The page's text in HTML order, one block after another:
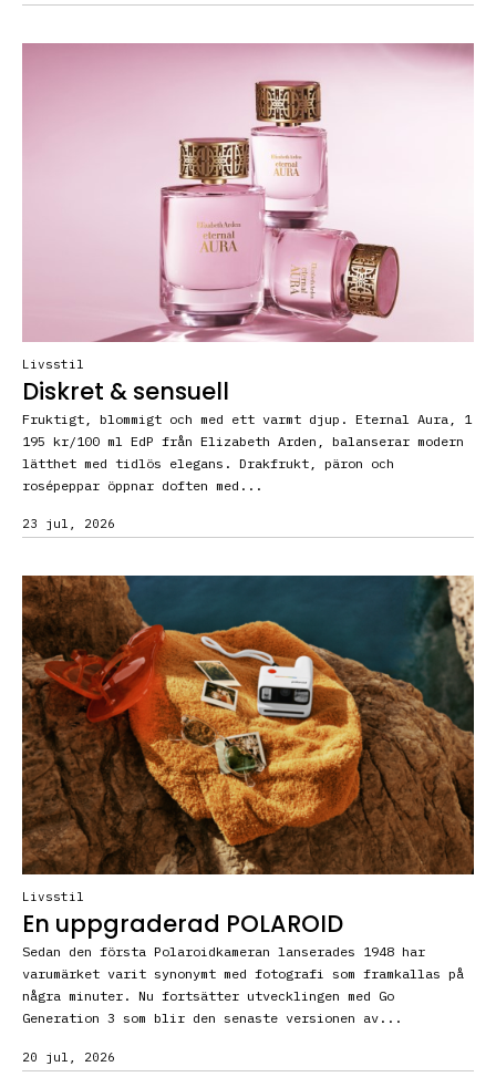
Livsstil
Diskret & sensuell
Fruktigt, blommigt och med ett varmt djup. Eternal Aura, 1
195 kr/100 ml EdP från Elizabeth Arden, balanserar modern
lätthet med tidlös elegans. Drakfrukt, päron och
rosépeppar öppnar doften med...
23 jul, 2026
Livsstil
En uppgraderad POLAROID
Sedan den första Polaroidkameran lanserades 1948 har
varumärket varit synonymt med fotografi som framkallas på
några minuter. Nu fortsätter utvecklingen med Go
Generation 3 som blir den senaste versionen av...
20 jul, 2026